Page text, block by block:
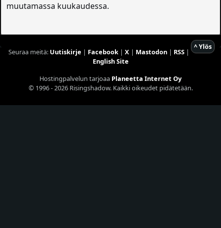
muutamassa kuukaudessa.
^ Ylös
Seuraa meitä: Uutiskirje | Facebook| X| Mastodon| RSS|
English Site
Hostingpalvelun tarjoaa Planeetta Internet Oy
© 1996 - 2026 Risingshadow. Kaikki oikeudet pidätetään.